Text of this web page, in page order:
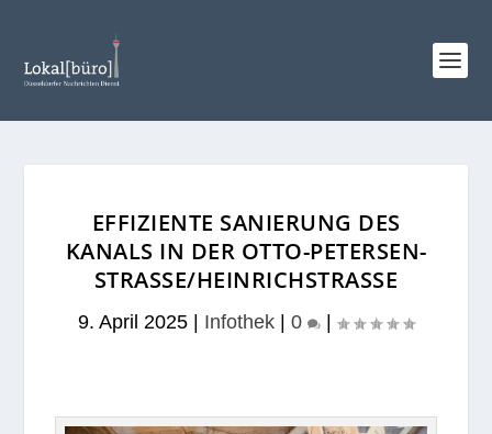
EFFIZIENTE SANIERUNG DES
KANALS IN DER OTTO-PETERSEN-
STRASSE/HEINRICHSTRASSE
9. April 2025 Infothek 0